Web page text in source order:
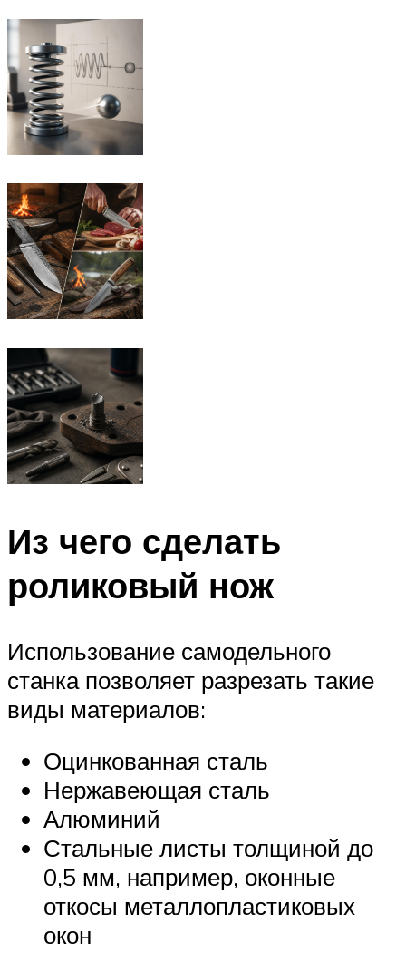
Из чего сделать
роликовый нож
Использование самодельного
станка позволяет разрезать такие
виды материалов:
Оцинкованная сталь
Нержавеющая сталь
Алюминий
Стальные листы толщиной до
0,5 мм, например, оконные
откосы металлопластиковых
окон